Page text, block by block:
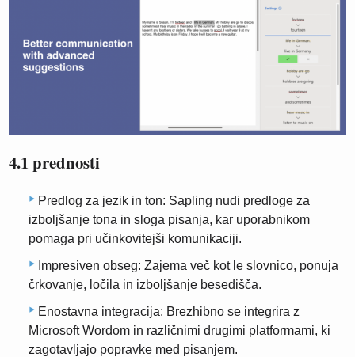
4.1 prednosti
Predlog za jezik in ton: Sapling nudi predloge za
izboljšanje tona in sloga pisanja, kar uporabnikom
pomaga pri učinkovitejši komunikaciji.
Impresiven obseg: Zajema več kot le slovnico, ponuja
črkovanje, ločila in izboljšanje besedišča.
Enostavna integracija: Brezhibno se integrira z
Microsoft Wordom in različnimi drugimi platformami, ki
zagotavljajo popravke med pisanjem.